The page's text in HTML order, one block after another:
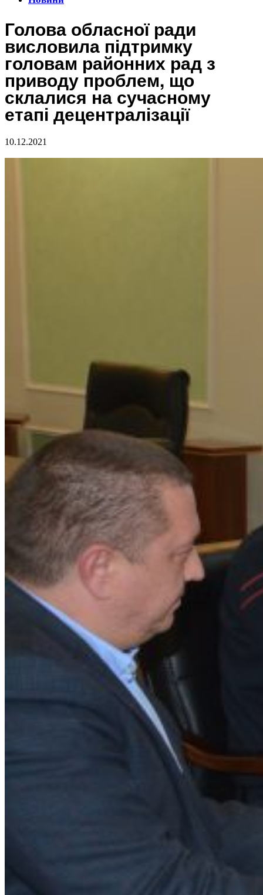
Голова обласної ради
висловила підтримку
головам районних рад з
приводу проблем, що
склалися на сучасному
етапі децентралізації
10.12.2021